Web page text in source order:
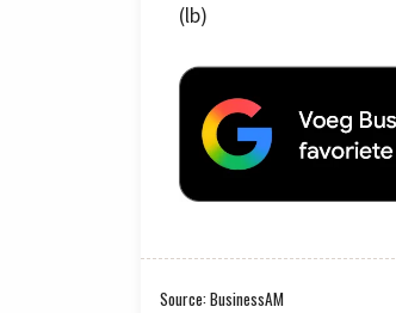
(lb)
Source: BusinessAM